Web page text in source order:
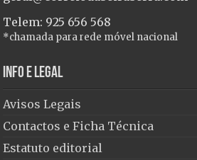
Telem: 925 656 568
*chamada para rede móvel nacional
Info e Legal
Avisos Legais
Contactos e Ficha Técnica
Estatuto editorial